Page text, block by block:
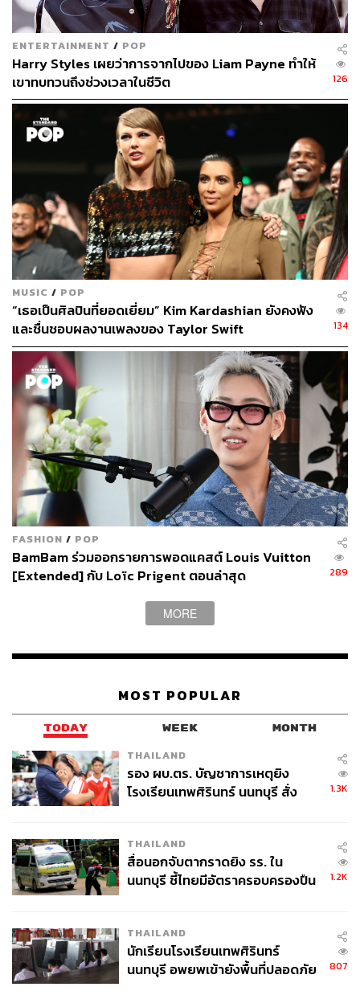
ENTERTAINMENT / POP
Harry Styles เผยว่าการจากไปของ Liam Payne ทำให้
เขาทบทวนถึงช่วงเวลาในชีวิต
126
MUSIC / POP
“เธอเป็นศิลปินที่ยอดเยี่ยม” Kim Kardashian ยังคงฟัง
และชื่นชอบผลงานเพลงของ Taylor Swift
134
FASHION / POP
BamBam ร่วมออกรายการพอดแคสต์ Louis Vuitton
[Extended] กับ Loïc Prigent ตอนล่าสุด
289
MORE
MOST POPULAR
TODAY WEEK MONTH
THAILAND
รอง ผบ.ตร. บัญชาการเหตุยิง
โรงเรียนเทพศิรินทร์ นนทบุรี สั่ง
1.3K
THAILAND
สื่อนอกจับตากราดยิง รร. ใน
นนทบุรี ชี้ไทยมีอัตราครอบครองปืน
1.2K
THAILAND
นักเรียนโรงเรียนเทพศิรินทร์
นนทบุรี อพยพเข้ายังพื้นที่ปลอดภัย
807